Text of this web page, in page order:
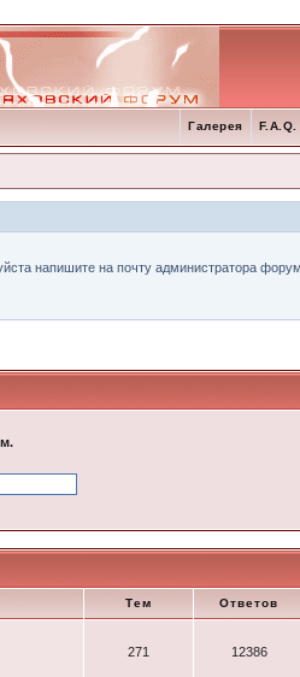
F.A.Q.
Галерея
напишите на почту администратора
Тем Ответов
271 12386